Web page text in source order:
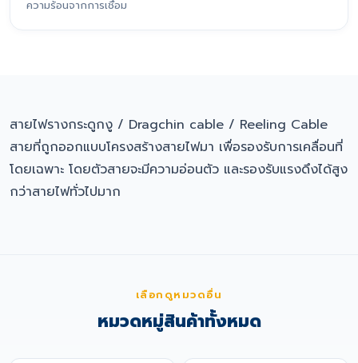
ความร้อนจากการเชื่อม
สายไฟรางกระดูกงู / Dragchin cable / Reeling Cable
สายที่ถูกออกแบบโครงสร้างสายไฟมา เพื่อรองรับการเคลื่อนที่
โดยเฉพาะ โดยตัวสายจะมีความอ่อนตัว และรองรับแรงดึงได้สูง
กว่าสายไฟทั่วไปมาก
เลือกดูหมวดอื่น
หมวดหมู่สินค้าทั้งหมด